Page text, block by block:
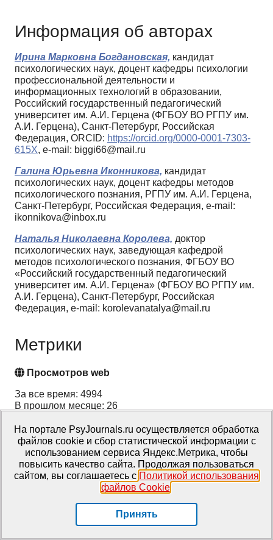
Информация об авторах
Ирина Марковна Богдановская, кандидат
психологических наук, доцент кафедры психологии
профессиональной деятельности и
информационных технологий в образовании,
Российский государственный педагогический
университет им. А.И. Герцена (ФГБОУ ВО РГПУ им.
А.И. Герцена), Санкт-Петербург, Российская
Федерация, ORCID: https://orcid.org/0000-0001-7303-
615X, e-mail: biggi66@mail.ru
Галина Юрьевна Иконникова, кандидат
психологических наук, доцент кафедры методов
психологического познания, РГПУ им. А.И. Герцена,
Санкт-Петербург, Российская Федерация, e-mail:
ikonnikova@inbox.ru
Наталья Николаевна Королева, доктор
психологических наук, заведующая кафедрой
методов психологического познания, ФГБОУ ВО
«Российский государственный педагогический
университет им. А.И. Герцена» (ФГБОУ ВО РГПУ им.
А.И. Герцена), Санкт-Петербург, Российская
Федерация, e-mail: korolevanatalya@mail.ru
Метрики
Просмотров web
За все время: 4994
В прошлом месяце: 26
Скачиваний PDF
За все время: 2683
В прошлом месяце: 5
В текущем месяце: 3
На портале PsyJournals.ru осуществляется обработка
файлов cookie и сбор статистической информации с
использованием сервиса Яндекс.Метрика, чтобы
повысить качество сайта. Продолжая пользоваться
сайтом, вы соглашаетесь с Политикой использования
файлов Cookie.
Принять